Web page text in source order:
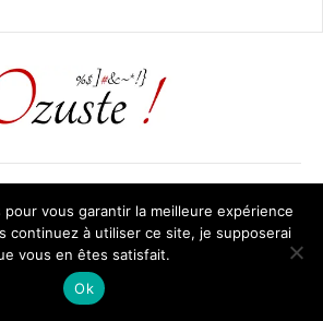
2026. Tous droits réservés.
vous garantir la meilleure expérience
continuez à utiliser ce site, je supposerai
vous en êtes satisfait.
Ok